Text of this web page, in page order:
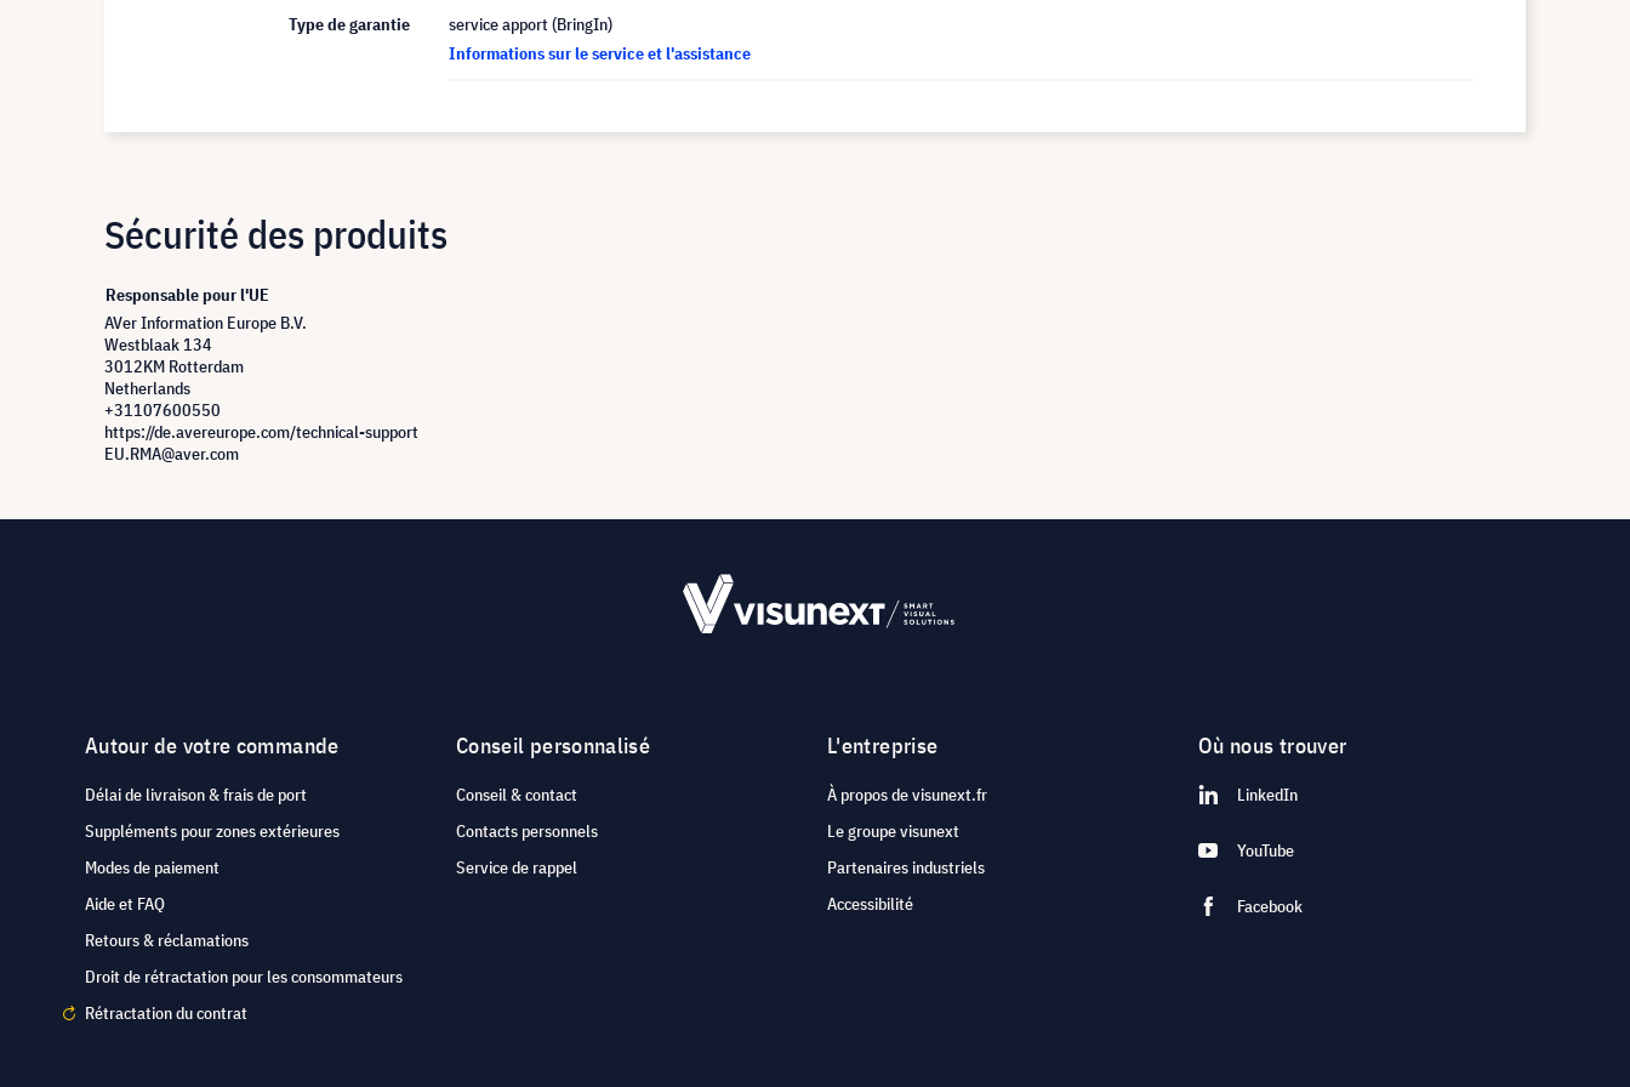
Type de garantie
service apport (BringIn)
Informations sur le service et l'assistance
Sécurité des produits
Responsable pour l'UE
AVer Information Europe B.V.
Westblaak 134
3012KM Rotterdam
Netherlands
+31107600550
https://de.avereurope.com/technical-support
EU.RMA@aver.com
Autour de votre commande
Délai de livraison & frais de port
Suppléments pour zones extérieures
Modes de paiement
Aide et FAQ
Retours & réclamations
Droit de rétractation pour les consommateurs
Rétractation du contrat
Conseil personnalisé
Conseil & contact
Contacts personnels
Service de rappel
L'entreprise
À propos de visunext.fr
Le groupe visunext
Partenaires industriels
Accessibilité
Où nous trouver
LinkedIn
YouTube
Facebook